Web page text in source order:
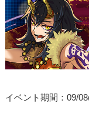
イベント期間：09/